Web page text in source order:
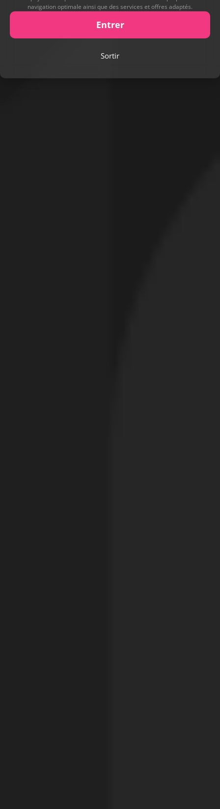
navigation optimale ainsi que des services et offres adaptés.
Entrer
Sortir